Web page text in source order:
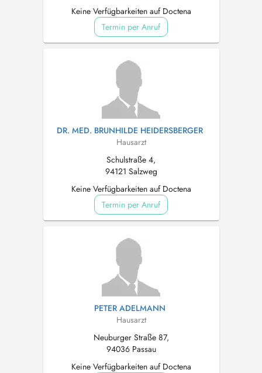
Keine Verfügbarkeiten auf Doctena
Termin per Anruf
DR. MED. BRUNHILDE HEIDERSBERGER
Hausarzt
Schulstraße 4,
94121 Salzweg
Keine Verfügbarkeiten auf Doctena
Termin per Anruf
PETER ADELMANN
Hausarzt
Neuburger Straße 87,
94036 Passau
Keine Verfügbarkeiten auf Doctena